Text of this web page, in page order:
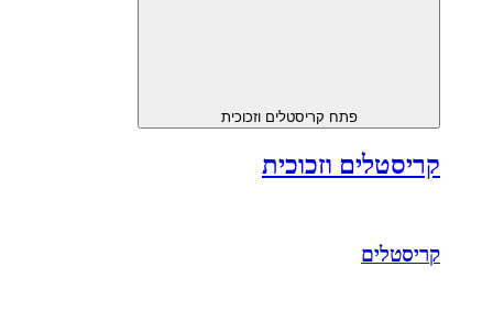
פתח קריסטלים וזכוכית
קריסטלים וזכוכית
קריסטלים